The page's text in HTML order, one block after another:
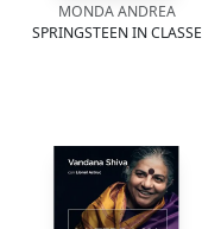
MONDA ANDREA
SPRINGSTEEN IN CLASSE